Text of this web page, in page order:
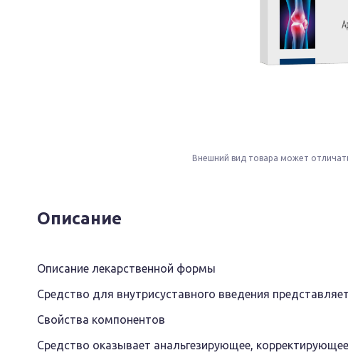
Внешний вид товара может
Описание
Описание лекарственной формы
Средство для внутрисуставного введения
Свойства компонентов
Средство оказывает анальгезирующее,